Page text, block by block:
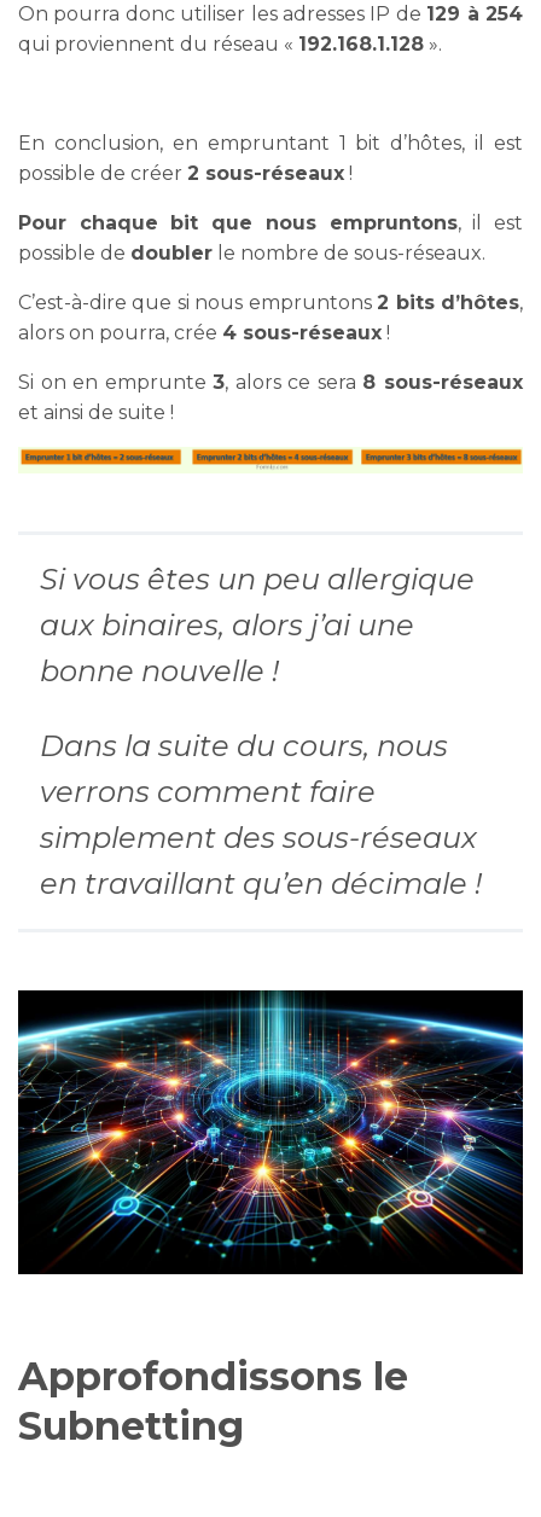
On pourra donc utiliser les adresses IP de 129 à 254
qui proviennent du réseau « 192.168.1.128 ».
En conclusion, en empruntant 1 bit d’hôtes, il est
possible de créer 2 sous-réseaux !
Pour chaque bit que nous empruntons, il est
possible de doubler le nombre de sous-réseaux.
C’est-à-dire que si nous empruntons2 bits d’hôtes,
alors on pourra, crée 4 sous-réseaux !
Si on en emprunte3, alors ce sera 8 sous-réseaux
et ainsi de suite !
Si vous êtes un peu allergique
aux binaires, alors j’ai une
bonne nouvelle !
Dans la suite du cours, nous
verrons comment faire
simplement des sous-réseaux
en travaillant qu’en décimale !
Approfondissons le
Subnetting